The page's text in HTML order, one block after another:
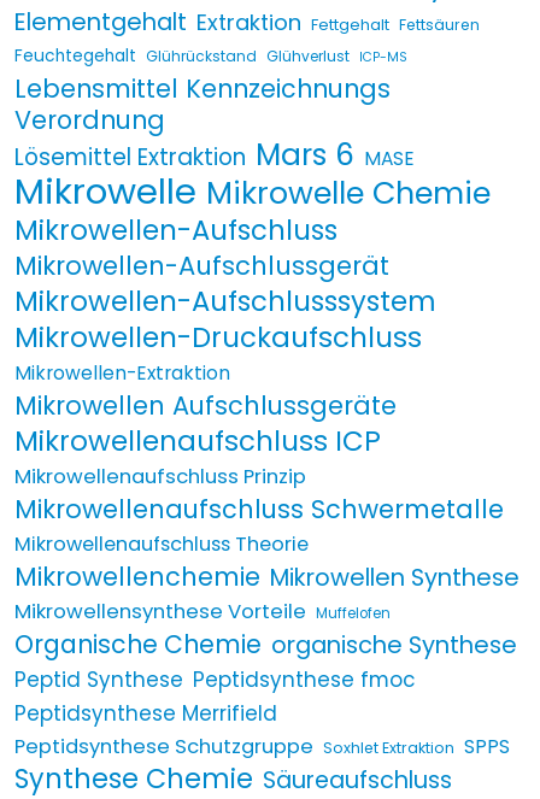
Elementgehalt Extraktion Fettgehalt Fettsäuren
Feuchtegehalt Glührückstand Glühverlust ICP-MS
Lebensmittel Kennzeichnungs
Verordnung
Lösemittel Extraktion Mars 6 MASE
Mikrowelle Mikrowelle Chemie
Mikrowellen-Aufschluss
Mikrowellen-Aufschlussgerät
Mikrowellen-Aufschlusssystem
Mikrowellen-Druckaufschluss
Mikrowellen-Extraktion
Mikrowellen Aufschlussgeräte
Mikrowellenaufschluss ICP
Mikrowellenaufschluss Prinzip
Mikrowellenaufschluss Schwermetalle
Mikrowellenaufschluss Theorie
Mikrowellenchemie Mikrowellen Synthese
Mikrowellensynthese Vorteile Muffelofen
Organische Chemie organische Synthese
Peptid Synthese Peptidsynthese fmoc
Peptidsynthese Merrifield
Peptidsynthese Schutzgruppe Soxhlet Extraktion SPPS
Synthese Chemie Säureaufschluss